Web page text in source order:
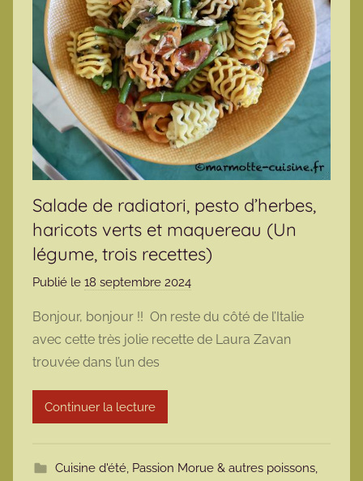
Salade de radiatori, pesto d’herbes,
haricots verts et maquereau (Un
légume, trois recettes)
Publié le 18 septembre 2024
r
m
t
Bonjour, bonjour !! On reste du côté de l’Italie
avec cette très jolie recette de Laura Zavan
trouvée dans l’un des
Continuer la lecture
Cuisine d'été, Passion Morue & autres poissons,